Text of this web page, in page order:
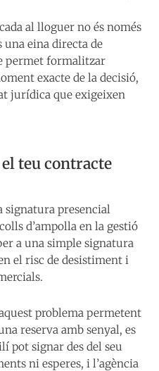
al lloguer no és només
una eina directa de
permet formalitzar
exacte de la decisió,
jurídica que exigeixen
teu contracte
signatura presencial
d’ampolla en la gestió
a una simple signatura
el risc de desistiment i
problema permetent
reserva amb senyal, es
pot signar des del seu
ni esperes, i l’agència